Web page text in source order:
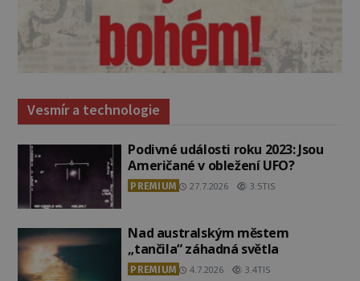
Vesmír a technologie
Podivné události roku 2023: Jsou
Američané v obležení UFO?
PREMIUM 27.7.2026 3.5TIS
Nad australským městem
„tančila“ záhadná světla
PREMIUM 4.7.2026 3.4TIS